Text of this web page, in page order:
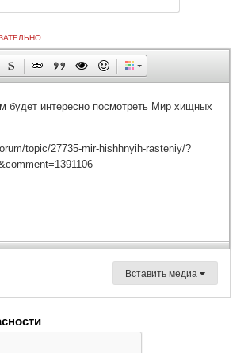
Вставить медиа